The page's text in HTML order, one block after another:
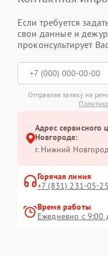
Если требуется
свои данные и
проконсультирует
Отправляя заявку на
Адрес
Новгороде:
г. Нижний
Горячая линия
+7 (831) 231-05-25
Время работы
Ежедневно с 9:00